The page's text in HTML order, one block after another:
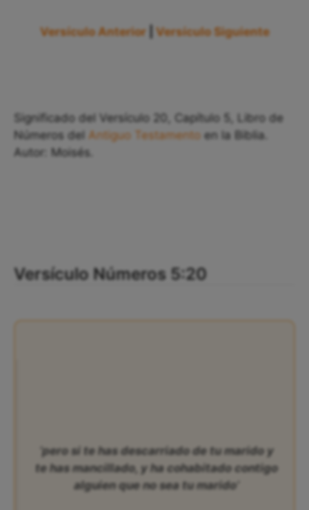
Versículo Anterior Versículo Siguiente
Significado del Versículo 20, Capítulo 5, Libro de
Números del Antiguo Testamento en la Biblia.
Autor: Moisés.
Versículo Números 5:20
‘pero si te has descarriado de tu marido y
te has mancillado, y ha cohabitado contigo
alguien que no sea tu marido’